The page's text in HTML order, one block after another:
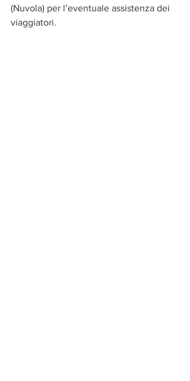
(Nuvola) per l’eventuale assistenza dei
viaggiatori.